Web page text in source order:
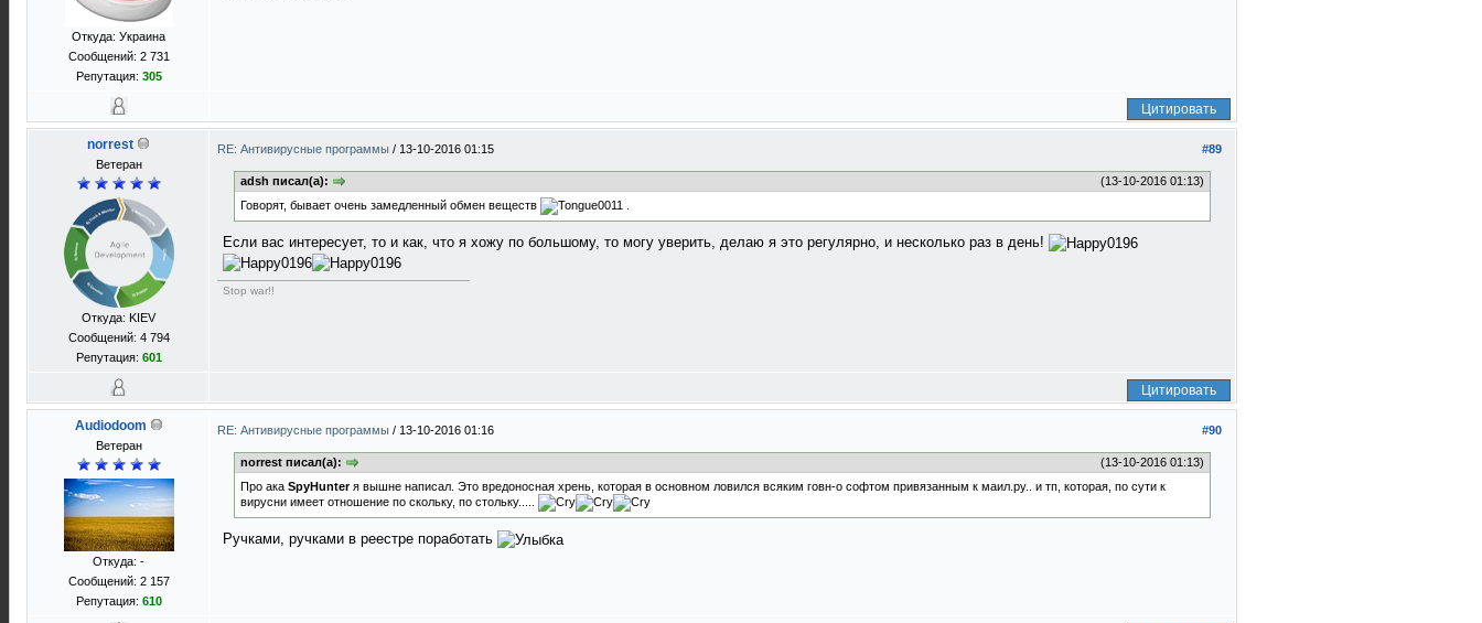
Откуда: Украина
Сообщений: 2 731
Репутация: 305
Цитировать
norrest
Ветеран
Откуда: KIEV
Сообщений: 4 794
Репутация: 601
#89
RE: Антивирусные программы / 13-10-2016 01:15
(13-10-2016 01:13)
adsh писал(а):
Говорят, бывает очень замедленный обмен веществ
Если вас интересует, то и как, что я хожу по большому, то могу уверить, делаю я это регулярно, и несколько раз в день!
Stop war!!
Цитировать
Audiodoom
Ветеран
Откуда: -
Сообщений: 2 157
Репутация: 610
#90
RE: Антивирусные программы / 13-10-2016 01:16
(13-10-2016 01:13)
norrest писал(а):
Про ака SpyHunterя вышне написал. Это вредоносная хрень, которая в основном ловился всяким говн-о софтом привязанным к маил.ру.. и тп, которая, по сути к
вирусни имеет отношение по скольку, по стольку.....
Ручками, ручками в реестре поработать